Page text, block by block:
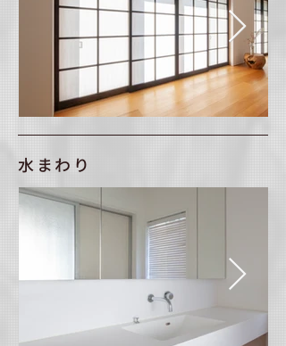
水まわり